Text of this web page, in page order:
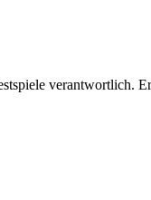
verantwortlich.